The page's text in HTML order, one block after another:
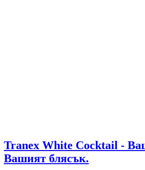
Tranex White Cocktail -
Вашият блясък.